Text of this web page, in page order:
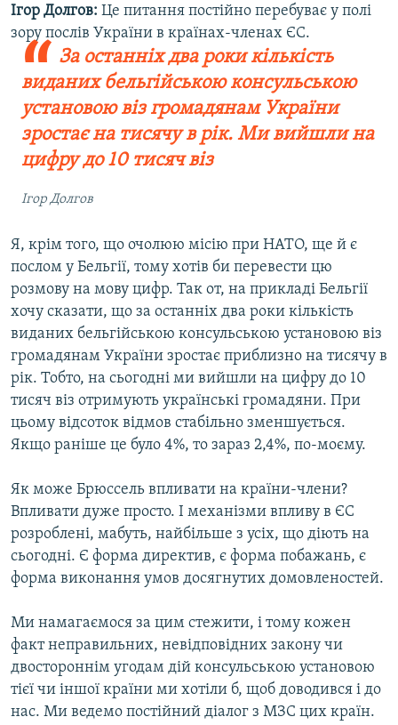
Ігор Долгов: Це питання постійно перебуває у полі
зору послів України в країнах-членах ЄС.
За останніх два роки кількість
виданих бельгійською консульською
установою віз громадянам України
зростає на тисячу в рік. Ми вийшли на
цифру до 10 тисяч віз
Ігор Долгов
Я, крім того, що очолюю місію при НАТО, ще й є
послом у Бельгії, тому хотів би перевести цю
розмову на мову цифр. Так от, на прикладі Бельгії
хочу сказати, що за останніх два роки кількість
виданих бельгійською консульською установою віз
громадянам України зростає приблизно на тисячу в
рік. Тобто, на сьогодні ми вийшли на цифру до 10
тисяч віз отримують українські громадяни. При
цьому відсоток відмов стабільно зменшується.
Якщо раніше це було 4%, то зараз 2,4%, по-моєму.
Як може Брюссель впливати на країни-члени?
Впливати дуже просто. І механізми впливу в ЄС
розроблені, мабуть, найбільше з усіх, що діють на
сьогодні. Є форма директив, є форма побажань, є
форма виконання умов досягнутих домовленостей.
Ми намагаємося за цим стежити, і тому кожен
факт неправильних, невідповідних закону чи
двостороннім угодам дій консульською установою
тієї чи іншої країни ми хотіли б, щоб доводився і до
нас. Ми ведемо постійний діалог з МЗС цих країн.